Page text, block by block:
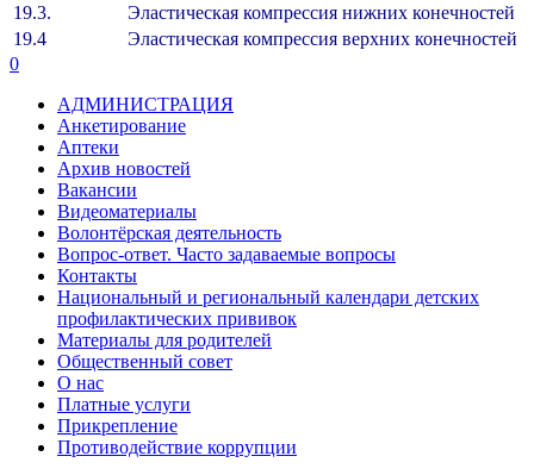
19.3.
Эластическая компрессия нижних конечностей
19.4
Эластическая компрессия верхних конечностей
0
АДМИНИСТРАЦИЯ
Анкетирование
Аптеки
Архив новостей
Вакансии
Видеоматериалы
Волонтёрская деятельность
Вопрос-ответ. Часто задаваемые вопросы
Контакты
Национальный и региональный календари детских
профилактических прививок
Материалы для родителей
Общественный совет
О нас
Платные услуги
Прикрепление
Противодействие коррупции